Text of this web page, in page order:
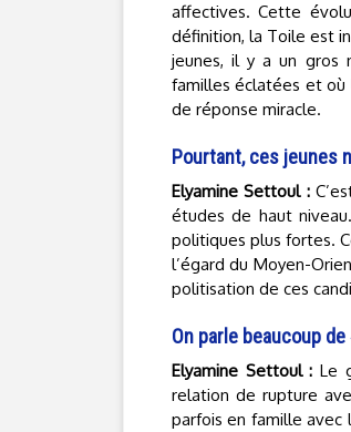
affectives. Cette
définition, la Toile est
jeunes, il y a un gros
familles éclatées et où
de réponse miracle.
Pourtant, ces jeunes
Elyamine Settoul :
études de haut
politiques plus fortes.
l’égard du Moyen-
politisation de ces
On parle beaucoup
Elyamine Settoul : Le
relation de rupture
parfois en famille avec